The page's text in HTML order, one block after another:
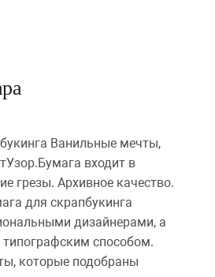
Ванильные мечты,
входит в
грезы. Архивное качество.
для скрапбукинга
дизайнерами, а
типографским способом.
которые подобраны